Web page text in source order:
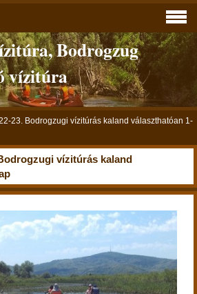
Bodrogzug
vízitúra
23. Bodrogzugi vízitúrás kaland választhatóan 1-
vízitúrás kaland